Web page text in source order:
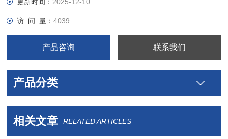
访 问 量：4039
产品咨询 联系我们
产品分类
相关文章 RELATED ARTICLES